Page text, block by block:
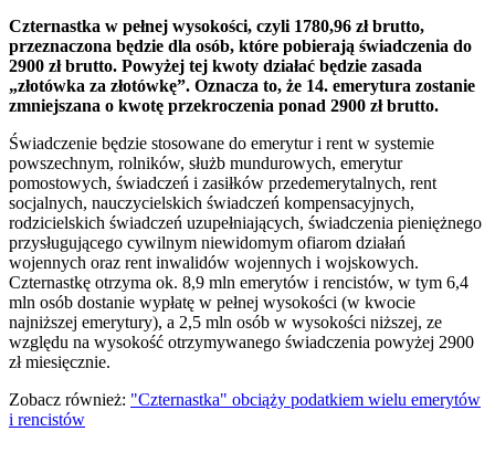
Czternastka w pełnej wysokości, czyli 1780,96 zł brutto,
przeznaczona będzie dla osób, które pobierają świadczenia do
2900 zł brutto. Powyżej tej kwoty działać będzie zasada
„złotówka za złotówkę”. Oznacza to, że 14. emerytura zostanie
zmniejszana o kwotę przekroczenia ponad 2900 zł brutto.
Świadczenie będzie stosowane do emerytur i rent w systemie
powszechnym, rolników, służb mundurowych, emerytur
pomostowych, świadczeń i zasiłków przedemerytalnych, rent
socjalnych, nauczycielskich świadczeń kompensacyjnych,
rodzicielskich świadczeń uzupełniających, świadczenia pieniężnego
przysługującego cywilnym niewidomym ofiarom działań
wojennych oraz rent inwalidów wojennych i wojskowych.
Czternastkę otrzyma ok. 8,9 mln emerytów i rencistów, w tym 6,4
mln osób dostanie wypłatę w pełnej wysokości (w kwocie
najniższej emerytury), a 2,5 mln osób w wysokości niższej, ze
względu na wysokość otrzymywanego świadczenia powyżej 2900
zł miesięcznie.
Zobacz również: "Czternastka" obciąży podatkiem wielu emerytów
i rencistów